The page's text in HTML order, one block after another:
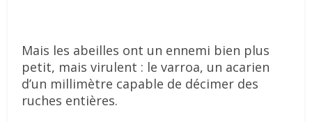
Mais les abeilles ont un ennemi bien plus
petit, mais virulent : le varroa, un acarien
d’un millimètre capable de décimer des
ruches entières.